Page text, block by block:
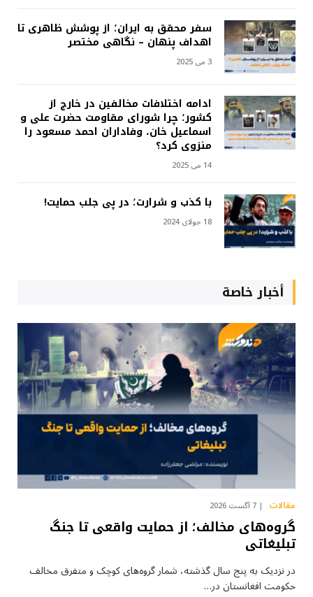
سفر محقق به ایران؛ از پوشش ظاهری تا
اهداف پنهان – نگاهی مختصر
3 می 2025
ادامه اختلافات مخالفین در خارج از
کشور؛ چرا شورای مقاومت حضرت علی و
اسماعیل خان، وفاداران احمد مسعود را
منزوی کرد؟
14 می 2025
با کذب و شرارت؛ در پی جلب حمایت!
18 جولای 2024
أخبار خاصة
مقالات 7 آگست 2026
گروه‌های مخالف؛ از حمایت واقعی تا جنگ
تبلیغاتی
در نزدیک به پنج سال گذشته، شمار گروه‌های کوچک و متفرق مخالف
حکومت افغانستان در…